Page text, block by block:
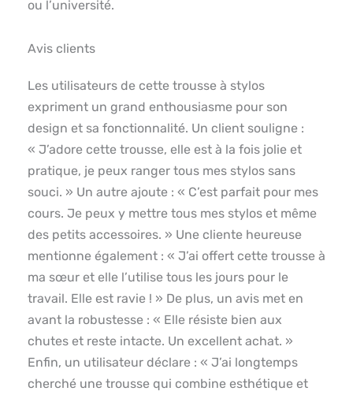
ou l’université.
Avis clients
Les utilisateurs de cette trousse à stylos
expriment un grand enthousiasme pour son
design et sa fonctionnalité. Un client souligne :
« J’adore cette trousse, elle est à la fois jolie et
pratique, je peux ranger tous mes stylos sans
souci. » Un autre ajoute : « C’est parfait pour mes
cours. Je peux y mettre tous mes stylos et même
des petits accessoires. » Une cliente heureuse
mentionne également : « J’ai offert cette trousse à
ma sœur et elle l’utilise tous les jours pour le
travail. Elle est ravie ! » De plus, un avis met en
avant la robustesse : « Elle résiste bien aux
chutes et reste intacte. Un excellent achat. »
Enfin, un utilisateur déclare : « J’ai longtemps
cherché une trousse qui combine esthétique et